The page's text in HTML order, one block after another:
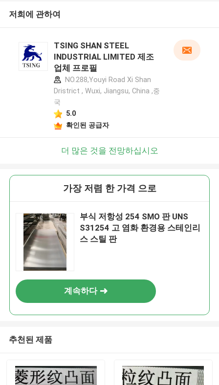
저희에 관하여
TSING SHAN STEEL
INDUSTRIAL LIMITED 제조
업체 프로필
NO.288,Youyi Road Xi Shan
Dristrict , Wuxi, Jiangsu, China ,중
국
5.0
확인된 공급자
더 많은 것을 전망하십시오
가장 저렴 한 가격 으로
부식 저항성 254 SMO 판 UNS
S31254 고 염화 환경용 스테인리
스 스틸 판
계속하다
추천된 제품